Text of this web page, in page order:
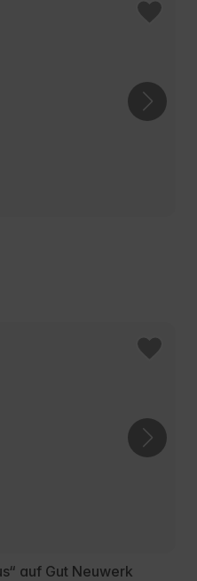
auf Gut Neuwerk